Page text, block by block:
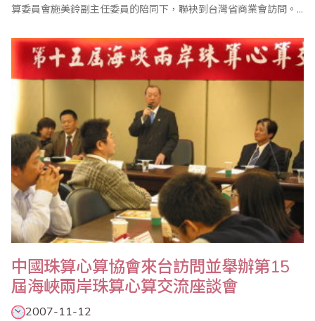
算委員會施美鈴副主任委員的陪同下，聯袂到台灣省商業會訪問。
的珠算委員會副主任委員，同時也是泛太平洋珠心算協會中華民國
總會會長廖正輝，以及珠算委員會執行顧問陳士忠、執行委員楊程
焰、廖蕙婉陪同接待。會談期間，雙方針對珠心算..
中國珠算心算協會來台訪問並舉辦第15
屆海峽兩岸珠算心算交流座談會
2007-11-12